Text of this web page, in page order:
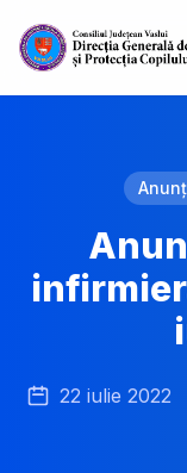
22 iulie 2022